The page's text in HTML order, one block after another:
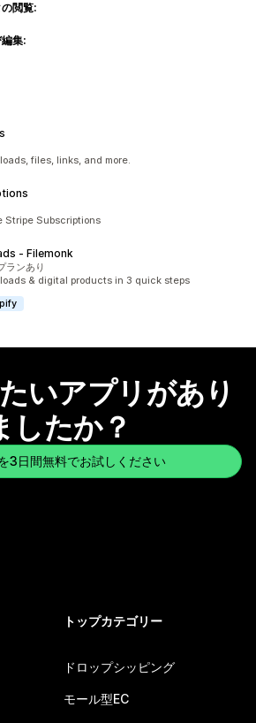
閲覧:
集:
件
files, links, and more.
Stripe Subscriptions
‑ Filemonk
件
ランあり
& digital products in 3 quick steps
いアプリがあり
したか？
3日間無料でお試しください
トップカテゴリー
ドロップシッピング
モール型EC